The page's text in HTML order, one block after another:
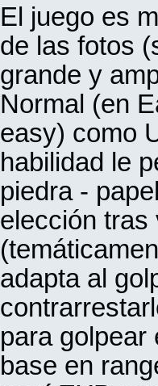
El juego es
de las fotos
grande y
Normal (en
easy) como
habilidad le
piedra -
elección tras
adapta al
para golpear
base en